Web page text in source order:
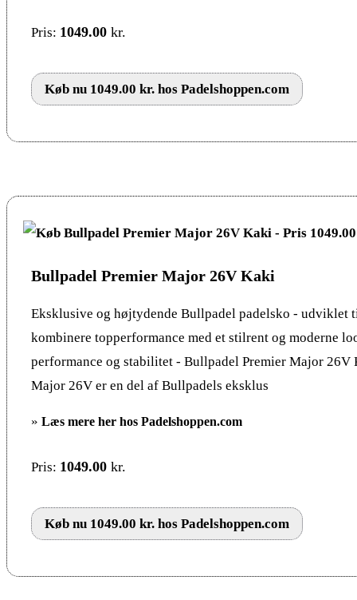
Pris: 1049.00 kr.
Køb nu 1049.00 kr. hos Padelshoppen.com
Bullpadel Premier Major 26V Kaki
Eksklusive og højtydende Bullpadel padelsko - udviklet
kombinere topperformance med et stilrent og moderne
performance og stabilitet - Bullpadel Premier Major 26V
Major 26V er en del af Bullpadels eksklus
» Læs mere her hos Padelshoppen.com
Pris: 1049.00 kr.
Køb nu 1049.00 kr. hos Padelshoppen.com